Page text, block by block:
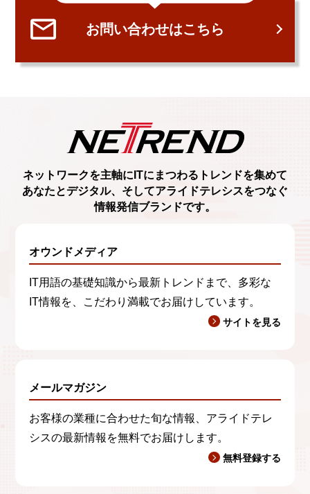
お問い合わせはこちら
ネットワークを主軸に ITにまつわるトレンドを集めて
あなたとデジタル、 そしてアライドテレシスをつなぐ
情報発信ブランドです。
オウンドメディア
IT用語の基礎知識から最新トレンドまで、多彩な
IT情報を、こだわり満載でお届けしています。
サイトを見る
メールマガジン
お客様の業種に合わせた旬な情報、アライドテレ
シスの最新情報を無料でお届けします。
無料登録する